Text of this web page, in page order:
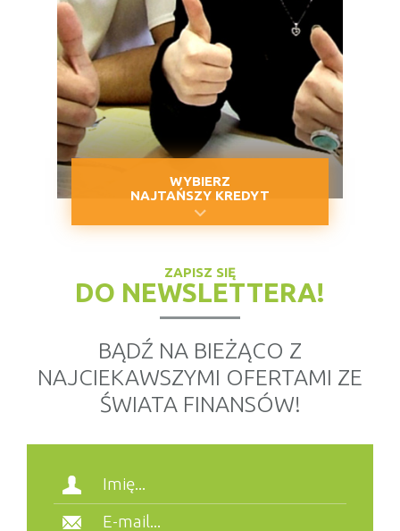
WYBIERZ
NAJTAŃSZY KREDYT
ZAPISZ SIĘ
DO NEWSLETTERA!
BĄDŹ NA BIEŻĄCO Z
NAJCIEKAWSZYMI OFERTAMI ZE
ŚWIATA FINANSÓW!